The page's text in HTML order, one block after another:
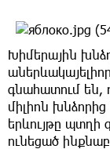
Խիմերային
գնահատում են,
միլիոն
երևույթը պտղի
ունեցած